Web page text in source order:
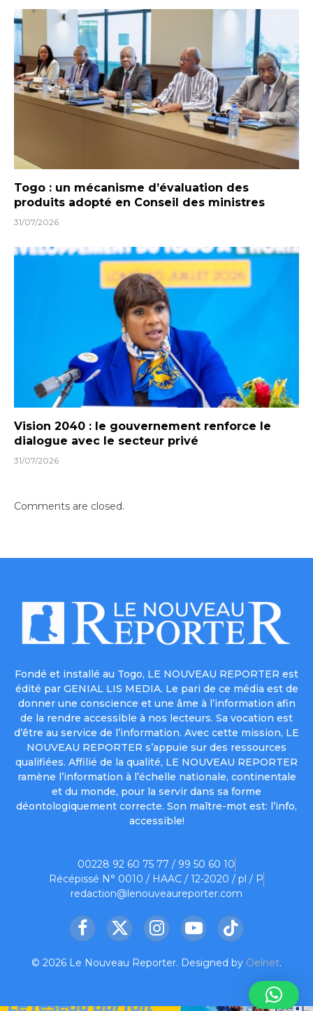
Togo : un mécanisme d’évaluation des
produits adopté en Conseil des ministres
31/07/2026
Vision 2040 : le gouvernement renforce le
dialogue avec le secteur privé
31/07/2026
Comments are closed.
Fondé et installé au Togo, LE NOUVEAU REPORTER est
édité par GENIAL LIS MEDIA. Le pari de ce média est de
donner une conscience et une âme à l’information afin
de la rendre accessible à nos lecteurs. Sa vocation est
d’être au service de l’information. Avec cette mission, LE
NOUVEAU REPORTER s’appuie sur des ressources
qualifiées. Affilié de la qualité, LE NOUVEAU REPORTER
ramène l’information à l’échelle nationale, continentale
et du monde, pour la servir dans sa forme
déontologiquement correcte. Son maître-mot est: l’info,
accessible!
00228 92 60 75 77 / 99 50 60 10
Récépissé N° 0010 / HAAC / 12-2020 / pl / P
redaction@lenouveaureporter.com
Facebook
X
InstagramYouTubeTikTok
© 2026 Le Nouveau Reporter. Designed by Oelnet.